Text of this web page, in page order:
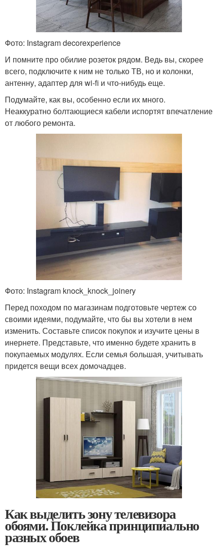
Фото: Instagram decorexperience
И помните про обилие розеток рядом. Ведь вы, скорее
всего, подключите к ним не только ТВ, но и колонки,
антенну, адаптер для wi-fi и что-нибудь еще.
Подумайте, как вы, особенно если их много.
Неаккуратно болтающиеся кабели испортят впечатление
от любого ремонта.
Фото: Instagram knock_knock_joinery
Перед походом по магазинам подготовьте чертеж со
своими идеями, подумайте, что бы вы хотели в нем
изменить. Составьте список покупок и изучите цены в
инернете. Представьте, что именно будете хранить в
покупаемых модулях. Если семья большая, учитывать
придется вещи всех домочадцев.
Как выделить зону телевизора
обоями. Поклейка принципиально
разных обоев